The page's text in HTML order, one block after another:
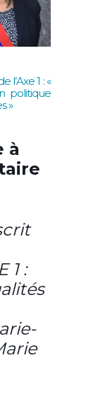
1 : «
politique
»
à
1 :